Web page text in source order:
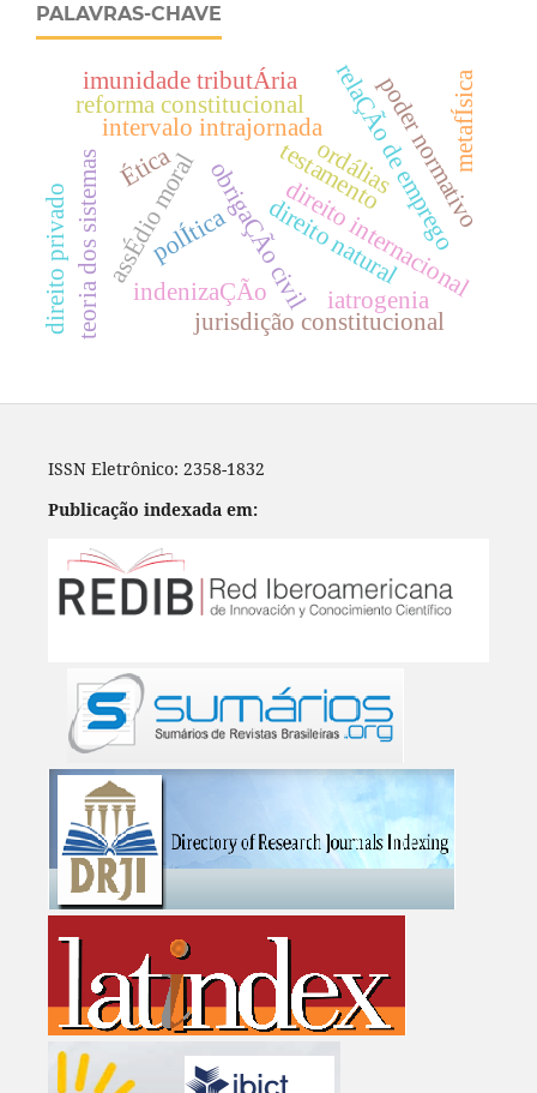
PALAVRAS-CHAVE
assÉdio moral
intervalo intrajornada
direito internacional
reforma constitucional relaÇÃo de emprego
obrigaÇÃo civildireito natural
testamento
imunidade tributÁria
teoria dos sistemas jurisdição constitucional
poder normativo
polÍtica
direito privado iatrogenia
Ética ordálias metafÍsica
indenizaÇÃo
ISSN Eletrônico: 2358-1832
Publicação indexada em: